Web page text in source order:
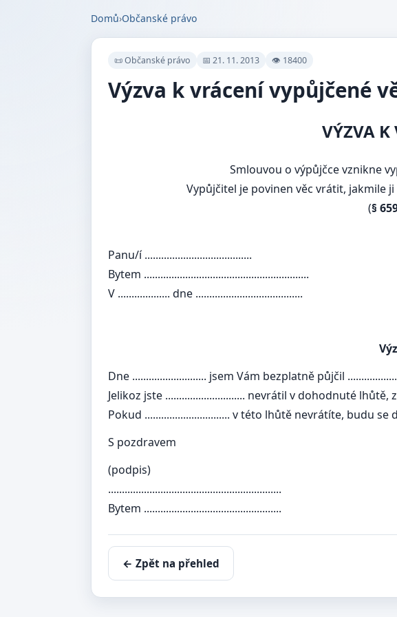
Domů›Občanské právo
📜 Občanské právo 📅 21. 11. 2013 👁 18400
Výzva k vrácení vypůjčené
VÝZVA K
Smlouvou o výpůjčce vznikne
Vypůjčitel je povinen věc vrátit, jakmile
(§
Panu/í .......................................
Bytem ............................................................
V ................... dne .......................................
Dne ........................... jsem Vám bezplatně půjčil
Jelikoz jste ............................. nevrátil v dohodnuté
Pokud ............................... v této lhůtě nevrátíte, budu
S pozdravem
(podpis)
...............................................................
Bytem ..................................................
← Zpět na přehled